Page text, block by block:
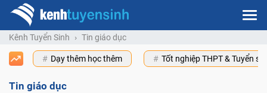
Kênh Tuyển Sinh Tin giáo dục
Dạy thêm học thêm Tốt nghiệp THPT & Tuyển
Tin giáo dục